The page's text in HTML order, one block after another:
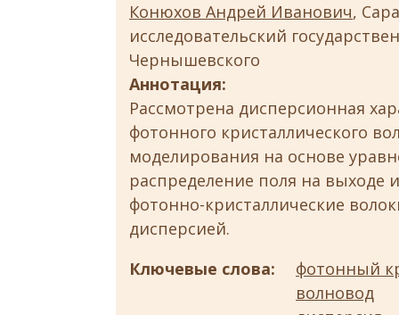
Конюхов Андрей Иванович,
исследовательский
Чернышевского
Аннотация:
Рассмотрена дисперсионная
фотонного кристаллического
моделирования на основе
распределение поля на выходе
фотонно-кристаллические
дисперсией.
Ключевые слова:
фотонный
волновод